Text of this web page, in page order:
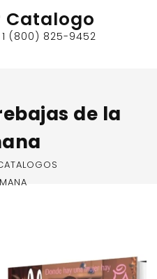
Catalogo
(800) 825-9452
de la